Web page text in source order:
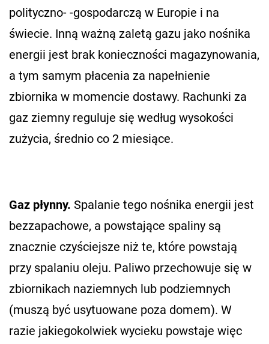
polityczno- -gospodarczą w Europie i na
świecie. Inną ważną zaletą gazu jako nośnika
energii jest brak konieczności magazynowania,
a tym samym płacenia za napełnienie
zbiornika w momencie dostawy. Rachunki za
gaz ziemny reguluje się według wysokości
zużycia, średnio co 2 miesiące.
Gaz płynny. Spalanie tego nośnika energii jest
bezzapachowe, a powstające spaliny są
znacznie czyściejsze niż te, które powstają
przy spalaniu oleju. Paliwo przechowuje się w
zbiornikach naziemnych lub podziemnych
(muszą być usytuowane poza domem). W
razie jakiegokolwiek wycieku powstaje więc